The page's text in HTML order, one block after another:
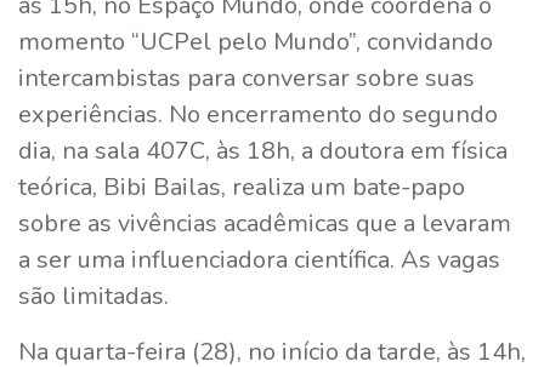
momento “UCPel pelo Mundo”, convidando
intercambistas para conversar sobre suas
experiências. No encerramento do segundo
dia, na sala 407C, às 18h, a doutora em física
teórica, Bibi Bailas, realiza um bate-papo
sobre as vivências acadêmicas que a levaram
a ser uma influenciadora científica. As vagas
são limitadas.
Na quarta-feira (28), no início da tarde, às 14h,